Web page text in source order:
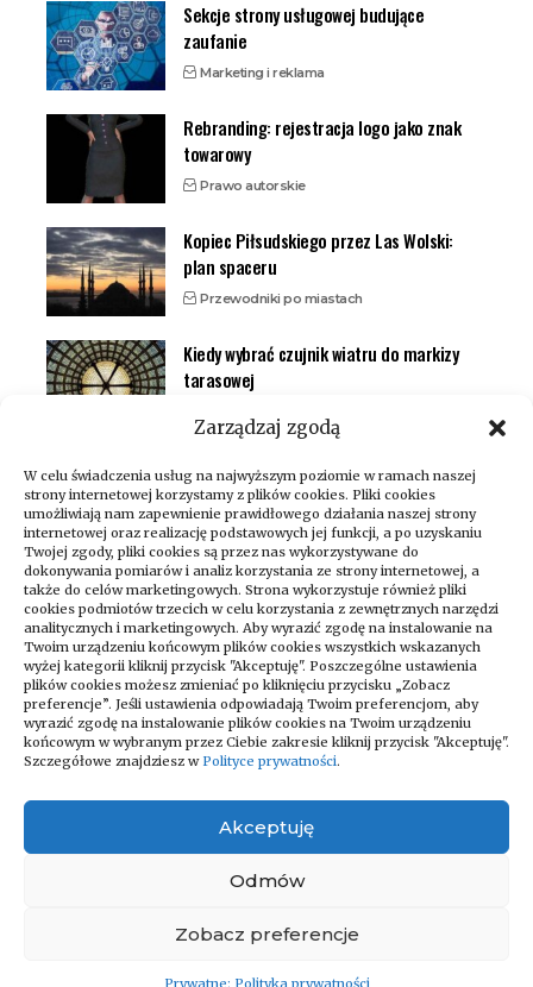
Zarządzaj zgodą
W celu świadczenia usług na najwyższym poziomie w ramach naszej
strony internetowej korzystamy z plików cookies. Pliki cookies
umożliwiają nam zapewnienie prawidłowego działania naszej strony
internetowej oraz realizację podstawowych jej funkcji, a po uzyskaniu
Twojej zgody, pliki cookies są przez nas wykorzystywane do
dokonywania pomiarów i analiz korzystania ze strony internetowej, a
także do celów marketingowych. Strona wykorzystuje również pliki
cookies podmiotów trzecich w celu korzystania z zewnętrznych narzędzi
analitycznych i marketingowych. Aby wyrazić zgodę na instalowanie na
Twoim urządzeniu końcowym plików cookies wszystkich wskazanych
wyżej kategorii kliknij przycisk "Akceptuję". Poszczególne ustawienia
plików cookies możesz zmieniać po kliknięciu przycisku „Zobacz
preferencje”. Jeśli ustawienia odpowiadają Twoim preferencjom, aby
wyrazić zgodę na instalowanie plików cookies na Twoim urządzeniu
końcowym w wybranym przez Ciebie zakresie kliknij przycisk "Akceptuję".
Szczegółowe znajdziesz w Polityce prywatności.
Akceptuję
Odmów
Zobacz preferencje
Prywatne: Polityka prywatności
Sekcje strony usługowej budujące
zaufanie
Marketing i reklama
Rebranding: rejestracja logo jako znak
towarowy
Prawo autorskie
Kopiec Piłsudskiego przez Las Wolski:
plan spaceru
Przewodniki po miastach
Kiedy wybrać czujnik wiatru do markizy
tarasowej
Zapraszamy do odwiedzania naszego
bloga, który codziennie dostarcza
najświeższe newsy na różne tematy!
Niezależnie od tego, czy interesujesz się
podróżami – znajdziesz u nas coś dla
siebie. Regularnie publikujemy artykuły
pełne ciekawostek, porad i analiz
bieżących wydarzeń z całego świata.